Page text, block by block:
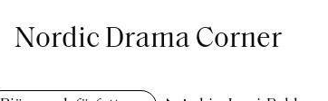
Nordic Drama Corner